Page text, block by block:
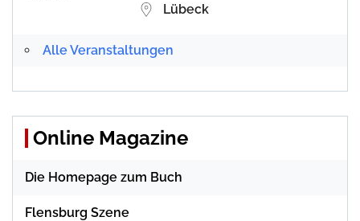
Lübeck
Alle Veranstaltungen
Online Magazine
Die Homepage zum Buch
Flensburg Szene